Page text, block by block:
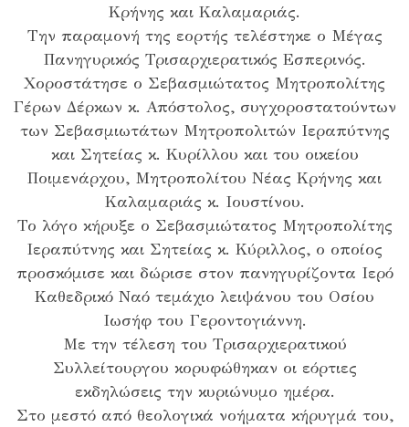
Κρήνης και Καλαμαριάς.
Την παραμονή της εορτής τελέστηκε ο Μέγας
Πανηγυρικός Τρισαρχιερατικός Εσπερινός.
Χοροστάτησε ο Σεβασμιώτατος Μητροπολίτης
Γέρων Δέρκων κ. Απόστολος, συγχοροστατούντων
των Σεβασμιωτάτων Μητροπολιτών Ιεραπύτνης
και Σητείας κ. Κυρίλλου και του οικείου
Ποιμενάρχου, Μητροπολίτου Νέας Κρήνης και
Καλαμαριάς κ. Ιουστίνου.
Το λόγο κήρυξε ο Σεβασμιώτατος Μητροπολίτης
Ιεραπύτνης και Σητείας κ. Κύριλλος, ο οποίος
προσκόμισε και δώρισε στον πανηγυρίζοντα Ιερό
Καθεδρικό Ναό τεμάχιο λειψάνου του Οσίου
Ιωσήφ του Γεροντογιάννη.
Με την τέλεση του Τρισαρχιερατικού
Συλλείτουργου κορυφώθηκαν οι εόρτιες
εκδηλώσεις την κυριώνυμο ημέρα.
Στο μεστό από θεολογικά νοήματα κήρυγμά του,